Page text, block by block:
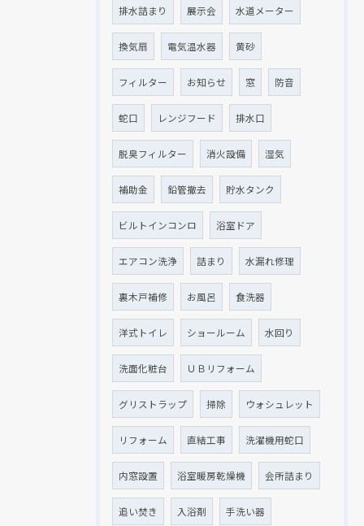
排水詰まり 展示会 水道メーター
換気扇 電気温水器 黄砂
フィルター お知らせ 窓 防音
蛇口 レンジフード 排水口
脱臭フィルター 消火設備 湿気
補助金 鉛管撤去 貯水タンク
ビルトインコンロ 浴室ドア
エアコン洗浄 詰まり 水漏れ修理
裏木戸補修 お風呂 食洗器
洋式トイレ ショールーム 水回り
洗面化粧台 ＵＢリフォーム
グリストラップ 掃除 ウォシュレット
リフォーム 直結工事 洗濯機用蛇口
内窓設置 浴室暖房乾燥機 会所詰まり
追い焚き 入浴剤 手洗い器
クリックでチラシのページにジャンプします
クリックでチラシのページにジャンプします